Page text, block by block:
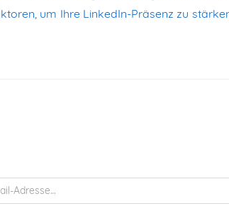
um Ihre LinkedIn-Präsenz zu